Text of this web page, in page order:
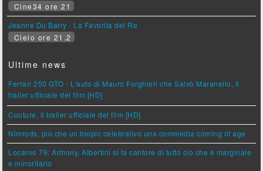
Cine34 ore 21
Jeanne Du Barry - La Favorita del Re
Cielo ore 21.2
Ultime news
Ferrari 250 GTO - L'auto di Mauro Forghieri che Salvò Maranello, il
trailer ufficiale del film [HD]
Couture, il trailer ufficiale del film [HD]
Nimrods, più che un biopic celebrativo una commedia coming of age
Locarno 79: Armony, Albertini si fa cantore di tutto ciò che è marginale
e minoritario